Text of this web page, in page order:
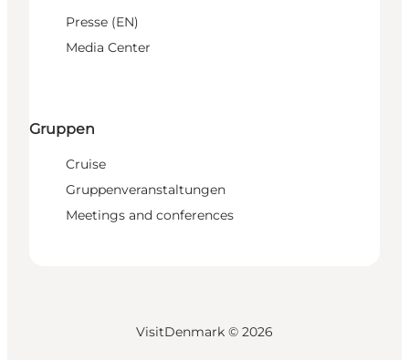
Presse (EN)
Media Center
Gruppen
Cruise
Gruppenveranstaltungen
Meetings and conferences
VisitDenmark © 2026